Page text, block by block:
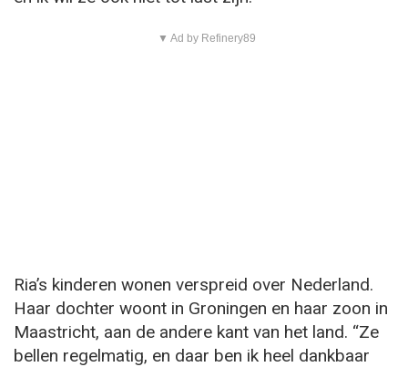
▼ Ad by Refinery89
Ria’s kinderen wonen verspreid over Nederland.
Haar dochter woont in Groningen en haar zoon in
Maastricht, aan de andere kant van het land. “Ze
bellen regelmatig, en daar ben ik heel dankbaar